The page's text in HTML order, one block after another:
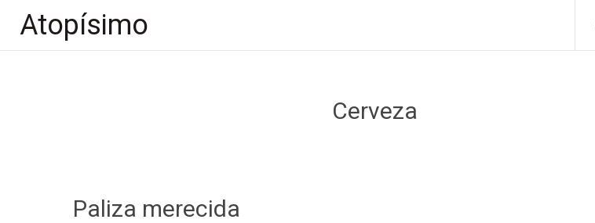
Atopísimo
Cerveza
Paliza merecida